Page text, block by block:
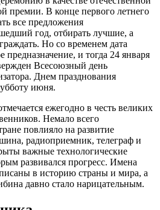
премии. В конце первого летнего
все предложения
год, отбирать лучшие, а
Но со временем дата
предназначение, и тогда 24 января
Всесоюзный день
Днем празднования
июня.
ежегодно в честь великих
Немало всего
повлияло на развитие
радиоприемник, телеграф и
важные технологические
развивался прогресс. Имена
в историю страны и мира, а
давно стало нарицательным.